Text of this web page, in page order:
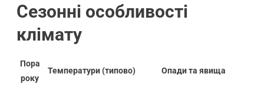
Сезонні особливості
клімату
Пора
року
Температури (типово) Опади та явища